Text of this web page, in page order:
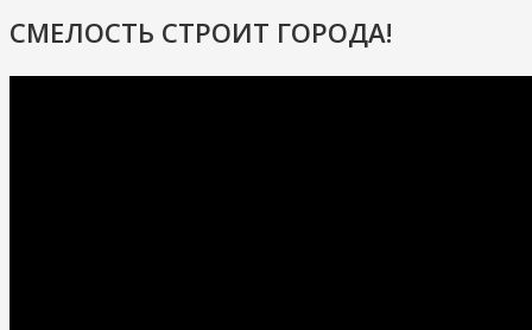
СМЕЛОСТЬ СТРОИТ ГОРОДА!